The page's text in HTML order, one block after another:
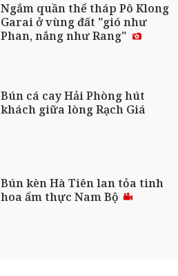
Ngắm quần thể tháp Pô Klong
Garai ở vùng đất "gió như
Phan, nắng như Rang"
Bún cá cay Hải Phòng hút
khách giữa lòng Rạch Giá
Bún kèn Hà Tiên lan tỏa tinh
hoa ẩm thực Nam Bộ